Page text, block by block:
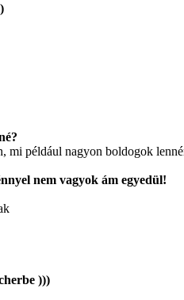
például nagyon boldogok
nem vagyok ám egyedül!
)))